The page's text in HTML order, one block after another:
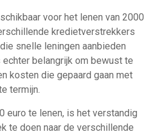
voor het lenen van 2000
kredietverstrekkers
snelle leningen aanbieden
belangrijk om bewust te
kosten die gepaard gaan met
termijn.
euro te lenen, is het verstandig
te doen naar de verschillende